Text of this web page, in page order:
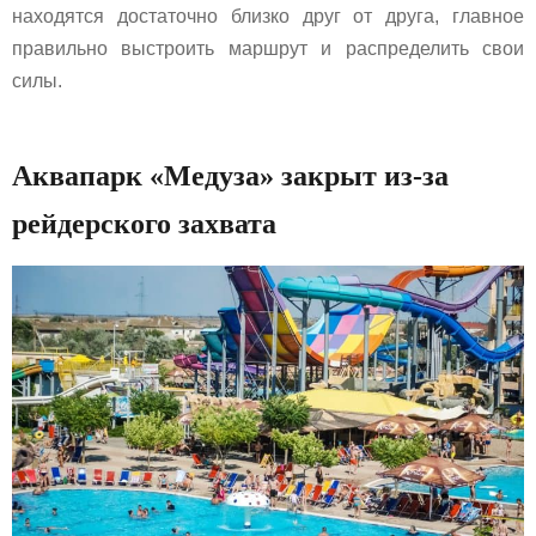
находятся достаточно близко друг от друга, главное
правильно выстроить маршрут и распределить свои
силы.
Аквапарк «Медуза» закрыт из-за
рейдерского захвата